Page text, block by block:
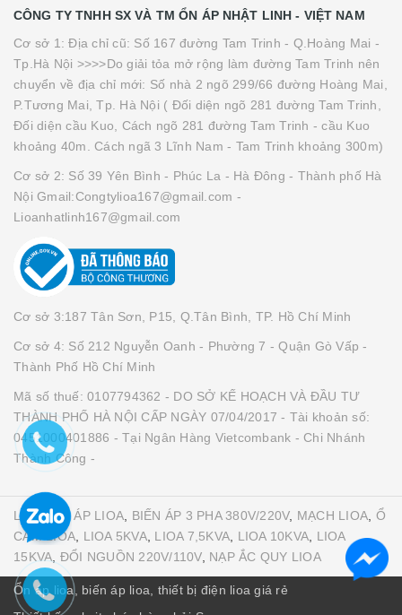
CÔNG TY TNHH SX VÀ TM ỔN ÁP NHẬT LINH - VIỆT NAM
Cơ sở 1: Địa chỉ cũ: Số 167 đường Tam Trinh - Q.Hoàng Mai -
Tp.Hà Nội >>>>Do giải tỏa mở rộng làm đường Tam Trinh nên
chuyển về địa chỉ mới: Số nhà 2 ngõ 299/66 đường Hoàng Mai,
P.Tương Mai, Tp. Hà Nội ( Đối diện ngõ 281 đường Tam Trinh,
Đối diện cầu Kuo, Cách ngõ 281 đường Tam Trinh - cầu Kuo
khoảng 40m. Cách ngã 3 Lĩnh Nam - Tam Trinh khoảng 300m)
Cơ sở 2: Số 39 Yên Bình - Phúc La - Hà Đông - Thành phố Hà
Nội Gmail:Congtylioa167@gmail.com -
Lioanhatlinh167@gmail.com
Cơ sở 3:187 Tân Sơn, P15, Q.Tân Bình, TP. Hồ Chí Minh
Cơ sở 4: Số 212 Nguyễn Oanh - Phường 7 - Quận Gò Vấp -
Thành Phố Hồ Chí Minh
Mã số thuế: 0107794362 - DO SỞ KẾ HOẠCH VÀ ĐẦU TƯ
THÀNH PHỐ HÀ NỘI CẤP NGÀY 07/04/2017 - Tài khoản số:
0451000401886 - Tại Ngân Hàng Vietcombank - Chi Nhánh
Thành Công -
LIOA, ỔN ÁP LIOA BIẾN ÁP 3 PHA 380V/220V, MẠCH LIOA Ổ
CẮM LIOA
LIOA 5KVA, LIOA 7,5KVA LIOA 10KVA
LIOA
15KVA ĐỔI NGUỒN 220V/110V, NẠP ẮC QUY LIOA
Ổn áp lioa, biến áp lioa, thiết bị điện lioa giá rẻ